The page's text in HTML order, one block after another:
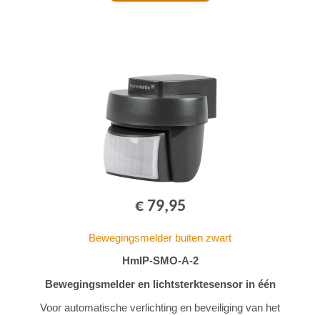
€ 79,95
Bewegingsmelder buiten zwart
HmIP-SMO-A-2
Bewegingsmelder en lichtsterktesensor in één
Voor automatische verlichting en beveiliging van het